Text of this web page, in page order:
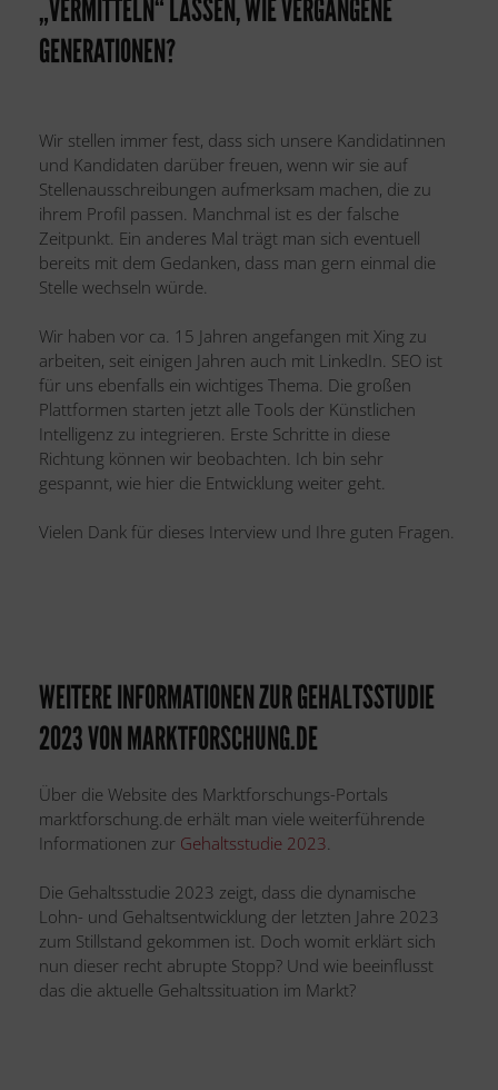
„VERMITTELN“ LASSEN, WIE VERGANGENE
GENERATIONEN?
Wir stellen immer fest, dass sich unsere Kandidatinnen
und Kandidaten darüber freuen, wenn wir sie auf
Stellenausschreibungen aufmerksam machen, die zu
ihrem Profil passen. Manchmal ist es der falsche
Zeitpunkt. Ein anderes Mal trägt man sich eventuell
bereits mit dem Gedanken, dass man gern einmal die
Stelle wechseln würde.
Wir haben vor ca. 15 Jahren angefangen mit Xing zu
arbeiten, seit einigen Jahren auch mit LinkedIn. SEO ist
für uns ebenfalls ein wichtiges Thema. Die großen
Plattformen starten jetzt alle Tools der Künstlichen
Intelligenz zu integrieren. Erste Schritte in diese
Richtung können wir beobachten. Ich bin sehr
gespannt, wie hier die Entwicklung weiter geht.
Vielen Dank für dieses Interview und Ihre guten Fragen.
WEITERE INFORMATIONEN ZUR GEHALTSSTUDIE
2023 VON MARKTFORSCHUNG.DE
Über die Website des Marktforschungs-Portals
marktforschung.de erhält man viele weiterführende
Informationen zur Gehaltsstudie 2023
Die Gehaltsstudie 2023 zeigt, dass die dynamische
Lohn- und Gehaltsentwicklung der letzten Jahre 2023
zum Stillstand gekommen ist. Doch womit erklärt sich
nun dieser recht abrupte Stopp? Und wie beeinflusst
das die aktuelle Gehaltssituation im Markt?